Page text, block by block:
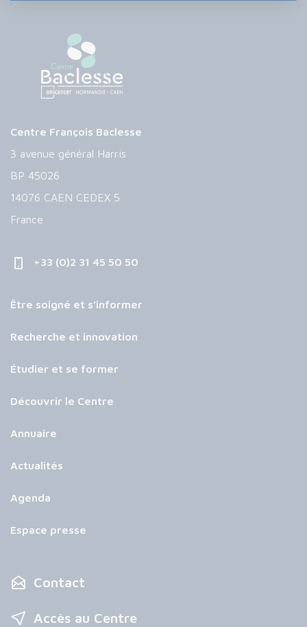
Centre François Baclesse
3 avenue général Harris
BP 45026
14076 CAEN CEDEX 5
France
+33 (0)2 31 45 50 50
Être soigné et s’informer
Recherche et innovation
Étudier et se former
Découvrir le Centre
Annuaire
Actualités
Agenda
Espace presse
Contact
Accès au Centre